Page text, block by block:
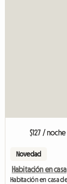
$127 / noche
Novedad
Habitación en casa
Habitación en casa